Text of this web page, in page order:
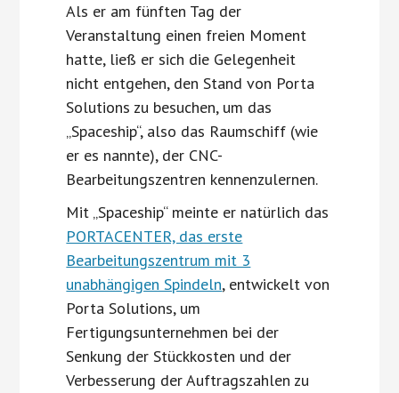
Als er am fünften Tag der
Veranstaltung einen freien Moment
hatte, ließ er sich die Gelegenheit
nicht entgehen, den Stand von Porta
Solutions zu besuchen, um das
„Spaceship“, also das Raumschiff (wie
er es nannte), der CNC-
Bearbeitungszentren kennenzulernen.
Mit „Spaceship“ meinte er natürlich das
PORTACENTER, das erste
Bearbeitungszentrum mit 3
unabhängigen Spindeln, entwickelt von
Porta Solutions, um
Fertigungsunternehmen bei der
Senkung der Stückkosten und der
Verbesserung der Auftragszahlen zu